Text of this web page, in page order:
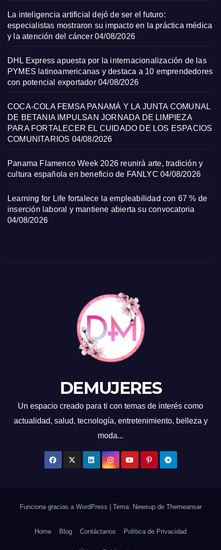
La inteligencia artificial dejó de ser el futuro:
especialistas mostraron su impacto en la práctica médica
y la atención del cáncer 04/08/2026
DHL Express apuesta por la internacionalización de las
PYMES latinoamericanas y destaca a 10 emprendedores
con potencial exportador 04/08/2026
COCA-COLA FEMSA PANAMÁ Y LA JUNTA COMUNAL
DE BETANIA IMPULSAN JORNADA DE LIMPIEZA
PARA FORTALECER EL CUIDADO DE LOS ESPACIOS
COMUNITARIOS 04/08/2026
Panama Flamenco Week 2026 reunirá arte, tradición y
cultura española en beneficio de FANLYC 04/08/2026
Learning for Life fortalece la empleabilidad con 67 % de
inserción laboral y mantiene abierta su convocatoria
04/08/2026
DEMUJERES
Un espacio creado para ti con temas de interés como
actualidad, salud, tecnología, entretenimiento, belleza y
moda...
Funciona gracias a WordPress Tema: Newsup de Themeansar
Home Blog Contáctanos Política de Privacidad